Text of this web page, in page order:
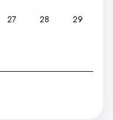
27 28 29